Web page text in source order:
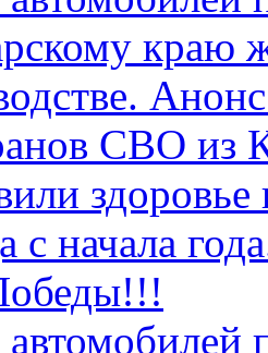
краю
СВО из
с начала